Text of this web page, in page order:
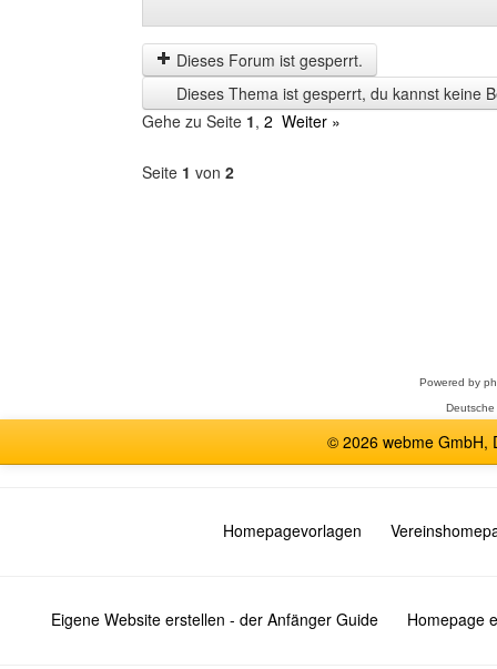
der
letzten
Zeit
anzeigen
by
Dieses Forum ist gesperrt.
Dieses Thema ist gesperrt, du kannst keine
Gehe zu Seite 1, 2 Weiter »
Seite 1 von 2
Powered by
© 2026 webme GmbH,
Homepagevorlagen
Eigene Website erstellen - der Anfänger Guide Homepage